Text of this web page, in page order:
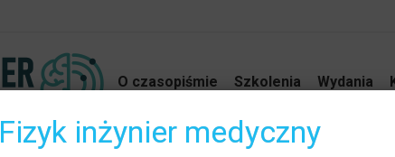
O czasopiśmie Szkolenia Wydania
Fizyk inżynier medyczny